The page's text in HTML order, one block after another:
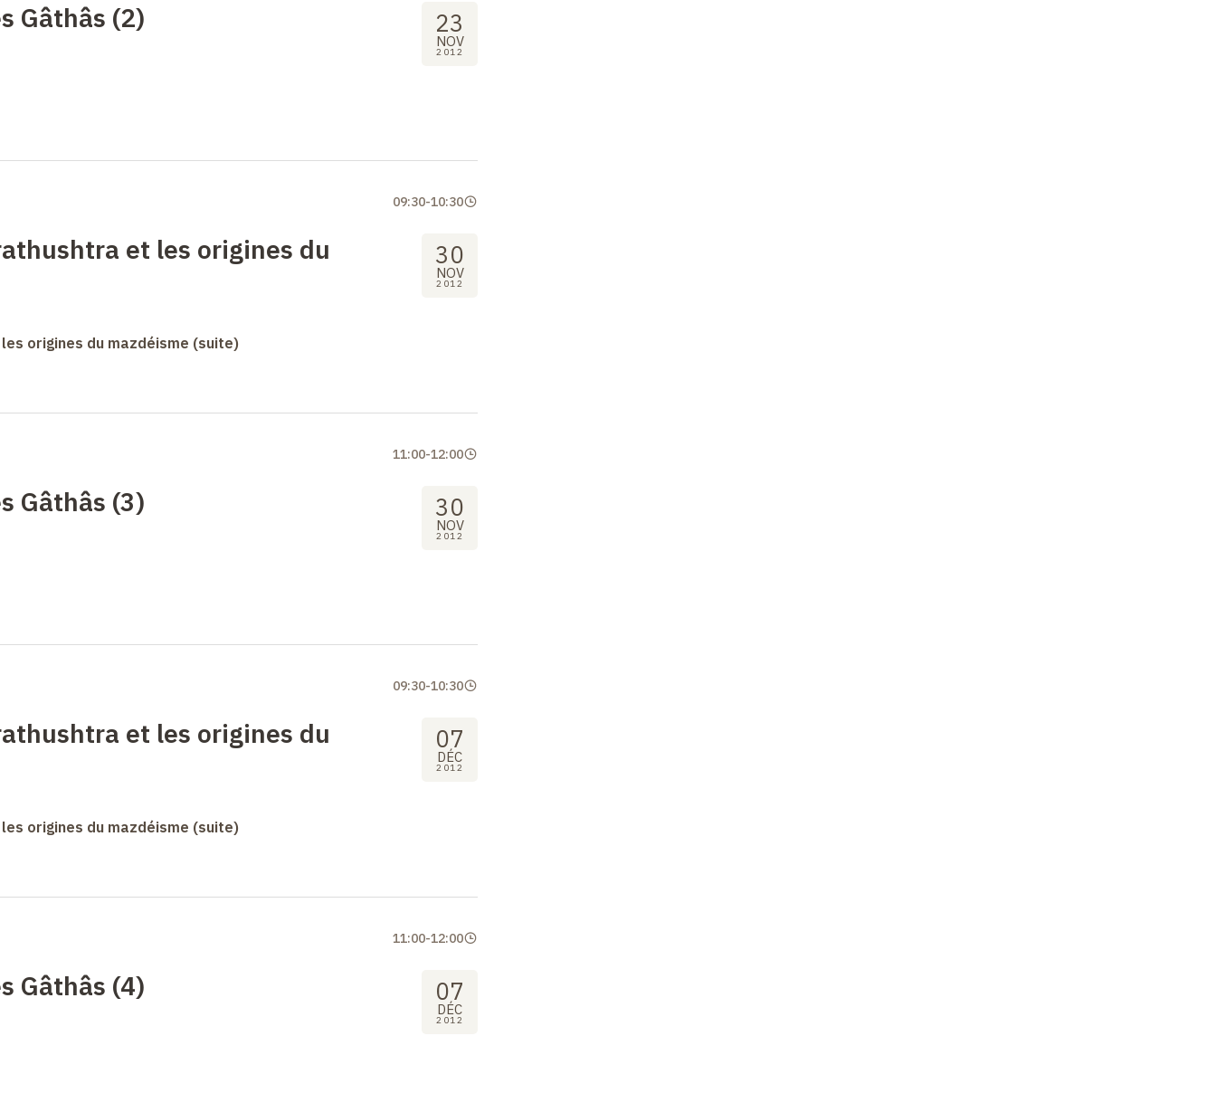
Gâthâs (2) 23
NOV
2012
et les origines du 30
NOV
2012
09:30-10:30
origines du mazdéisme (suite)
Gâthâs (3) 30
NOV
2012
11:00-12:00
et les origines du 07
DÉC
2012
09:30-10:30
origines du mazdéisme (suite)
Gâthâs (4) 07
DÉC
2012
11:00-12:00